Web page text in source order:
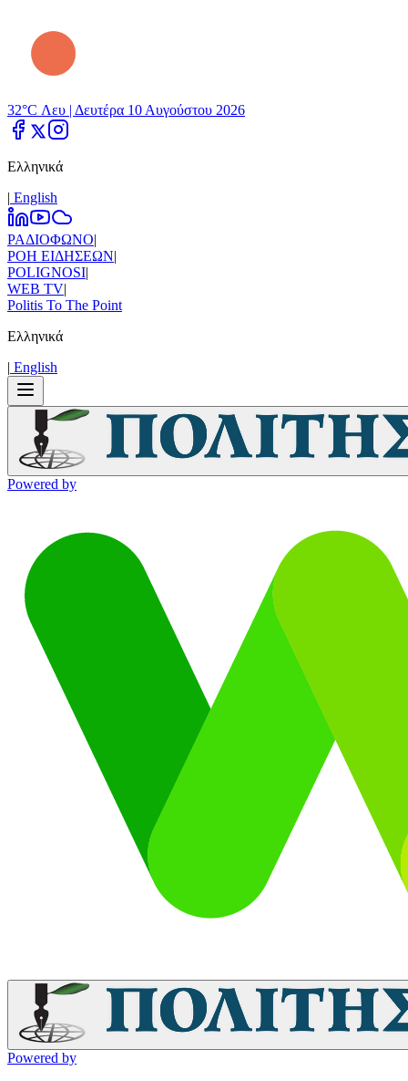
32°C Λευ | Δευτέρα 10 Αυγούστου 2026
Ελληνικά
| Εnglish
ΡΑΔΙΟΦΩΝΟ|
ΡΟΗ ΕΙΔΗΣΕΩΝ|
POLIGNOSI|
WEB TV|
Politis To The Point
Ελληνικά
| Εnglish
Powered by
Powered by